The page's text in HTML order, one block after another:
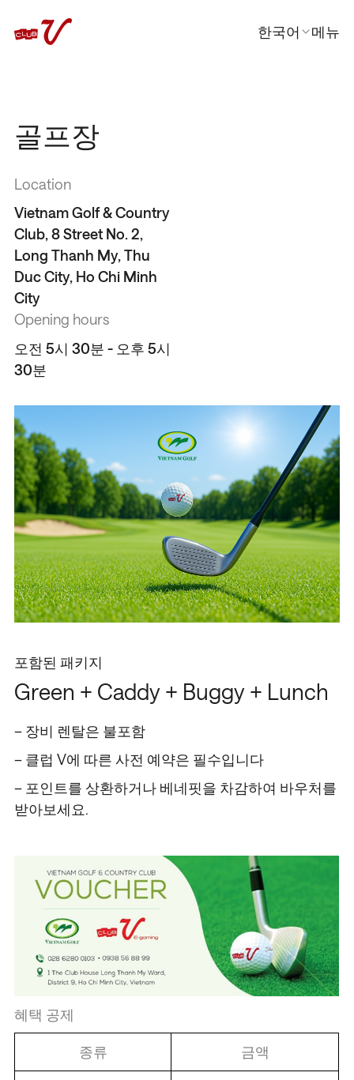
한국어
메뉴
골프장
포함된 패키지
Green + Caddy + Buggy + Lunch
– 장비 렌탈은 불포함
– 클럽 V에 따른 사전 예약은 필수입니다
– 포인트를 상환하거나 베네핏을 차감하여 바우처를
받아보세요.
혜택 공제
종류 금액
Location
Vietnam Golf & Country
Club, 8 Street No. 2,
Long Thanh My, Thu
Duc City, Ho Chi Minh
City
Opening hours
오전 5시 30분 - 오후 5시
30분